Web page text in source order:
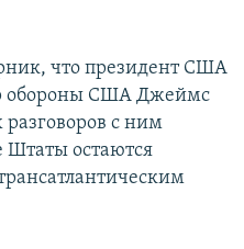
что президент США
обороны США Джеймс
с ним
Штаты остаются